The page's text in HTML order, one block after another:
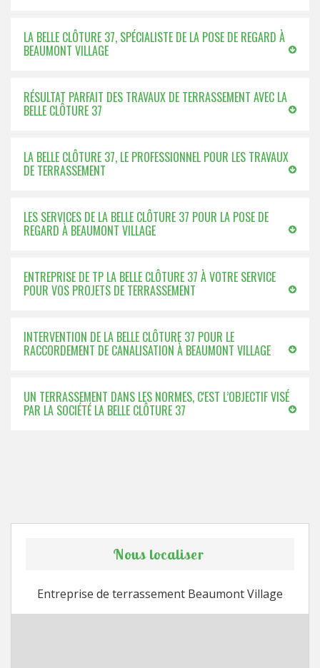
LA BELLE CLÔTURE 37, SPÉCIALISTE DE LA POSE DE REGARD À
BEAUMONT VILLAGE
RÉSULTAT PARFAIT DES TRAVAUX DE TERRASSEMENT AVEC LA
BELLE CLÔTURE 37
LA BELLE CLÔTURE 37, LE PROFESSIONNEL POUR LES TRAVAUX
DE TERRASSEMENT
LES SERVICES DE LA BELLE CLÔTURE 37 POUR LA POSE DE
REGARD À BEAUMONT VILLAGE
ENTREPRISE DE TP LA BELLE CLÔTURE 37 À VOTRE SERVICE
POUR VOS PROJETS DE TERRASSEMENT
INTERVENTION DE LA BELLE CLÔTURE 37 POUR LE
RACCORDEMENT DE CANALISATION À BEAUMONT VILLAGE
UN TERRASSEMENT DANS LES NORMES, C'EST L’OBJECTIF VISÉ
PAR LA SOCIÉTÉ LA BELLE CLÔTURE 37
Nous localiser
Entreprise de terrassement Beaumont Village